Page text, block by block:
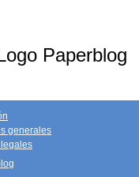
generales